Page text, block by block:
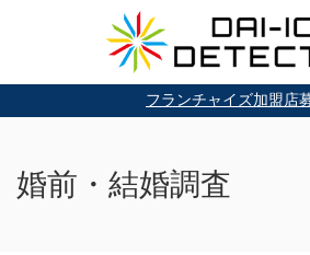
フランチャイズ加盟店
婚前・結婚調査